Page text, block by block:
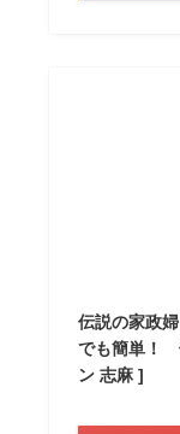
伝説の家政
でも簡単！
ン 志麻 ]